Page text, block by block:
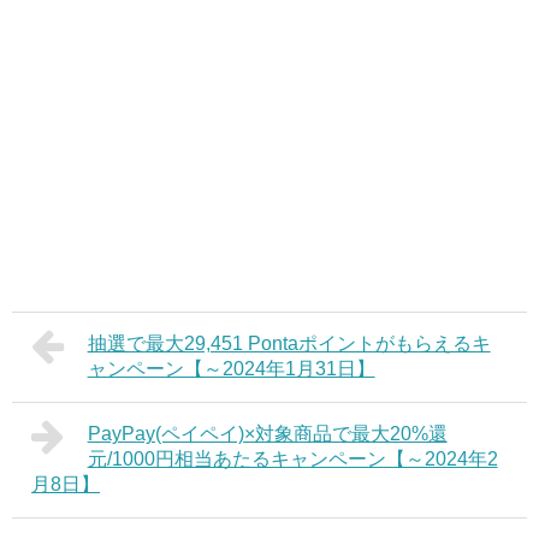
抽選で最大29,451 Pontaポイントがもらえるキ
ャンペーン【～2024年1月31日】
PayPay(ペイペイ)×対象商品で最大20%還
元/1000円相当あたるキャンペーン【～2024年2
月8日】